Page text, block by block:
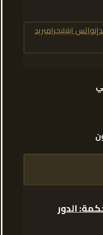
واتس ابتيليجرامبريد
الدور